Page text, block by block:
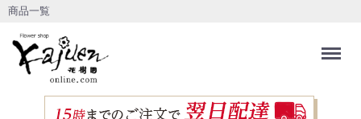
商品一覧
Menu